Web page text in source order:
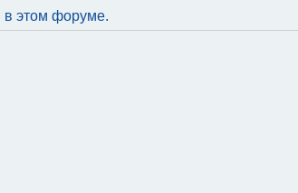
в этом форуме.